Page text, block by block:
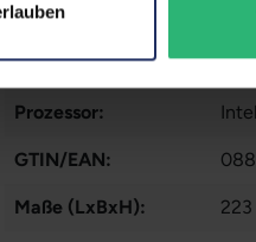
Datenspeicher:
Arbeitsspeicher: 8
Prozessor:
GTIN/EAN:
Maße (LxBxH):